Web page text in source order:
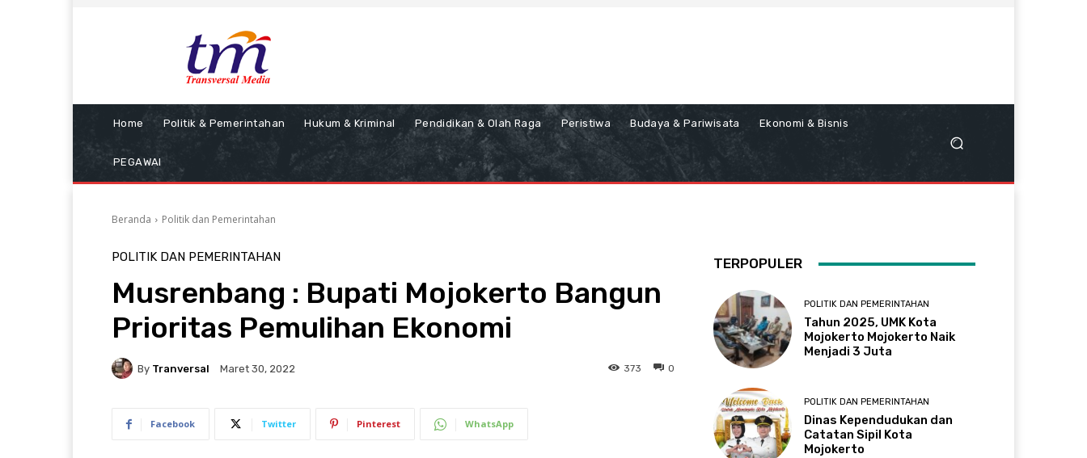
Home Politik & Pemerintahan Hukum & Kriminal Pendidikan & Olah Raga Peristiwa Budaya & Pariwisata Ekonomi & Bisnis
PEGAWAI
Beranda Politik dan Pemerintahan
POLITIK DAN PEMERINTAHAN
Musrenbang : Bupati Mojokerto Bangun
Prioritas Pemulihan Ekonomi
By Tranversal Maret 30, 2022 0
373
Facebook Twitter Pinterest WhatsApp
TERPOPULER
POLITIK DAN PEMERINTAHAN
Tahun 2025, UMK Kota
Mojokerto Mojokerto Naik
Menjadi 3 Juta
POLITIK DAN PEMERINTAHAN
Dinas Kependudukan dan
Catatan Sipil Kota
Mojokerto